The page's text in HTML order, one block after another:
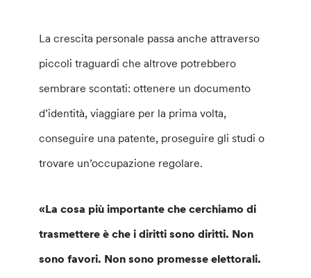
La crescita personale passa anche attraverso
piccoli traguardi che altrove potrebbero
sembrare scontati: ottenere un documento
d’identità, viaggiare per la prima volta,
conseguire una patente, proseguire gli studi o
trovare un’occupazione regolare.
«La cosa più importante che cerchiamo di
trasmettere è che i diritti sono diritti. Non
sono favori. Non sono promesse elettorali.